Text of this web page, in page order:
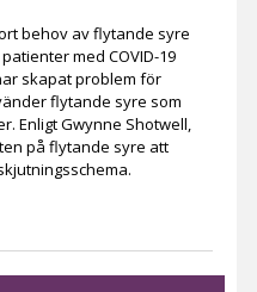
behov av flytande syre
med COVID-19
skapat problem för
flytande syre som
Enligt Gwynne Shotwell,
på flytande syre att